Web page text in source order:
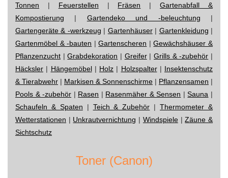
Tonnen | Feuerstellen | Fräsen |Gartenabfall &
Kompostierung | Gartendeko und -beleuchtung |
Gartengeräte & -werkzeug | Gartenhäuser| Gartenkleidung |
Gartenmöbel & -bauten |Gartenscheren |Gewächshäuser &
Pflanzenzucht |Grabdekoration | Greifer|Grills & -zubehör |
Häcksler | Hängemöbel| Holz | Holzspalter| Insektenschutz
& Tierabwehr | Markisen & Sonnenschirme | Pflanzensamen |
Pools & -zubehör | Rasen | Rasenmäher & Sensen |Sauna |
Schaufeln & Spaten | Teich & Zubehör |Thermometer &
Wetterstationen | Unkrautvernichtung | Windspiele|Zäune &
Sichtschutz
Toner (Canon)